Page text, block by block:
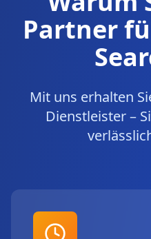
Partner
Mit uns erhalten
Dienstleister –